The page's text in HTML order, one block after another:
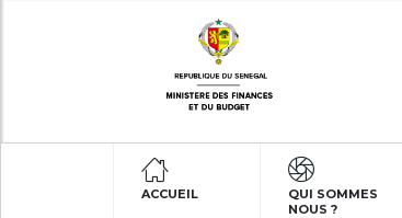
ACCUEIL
QUI SOMMES
NOUS ?